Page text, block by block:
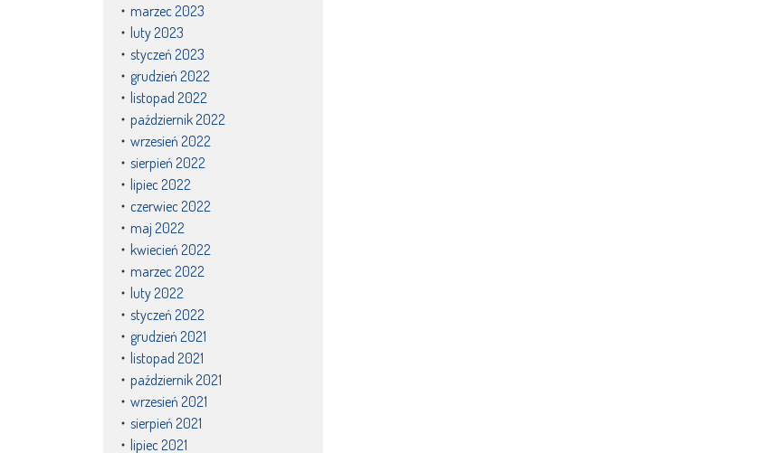
marzec 2023
luty 2023
styczeń 2023
grudzień 2022
listopad 2022
październik 2022
wrzesień 2022
sierpień 2022
lipiec 2022
czerwiec 2022
maj 2022
kwiecień 2022
marzec 2022
luty 2022
styczeń 2022
grudzień 2021
listopad 2021
październik 2021
wrzesień 2021
sierpień 2021
lipiec 2021